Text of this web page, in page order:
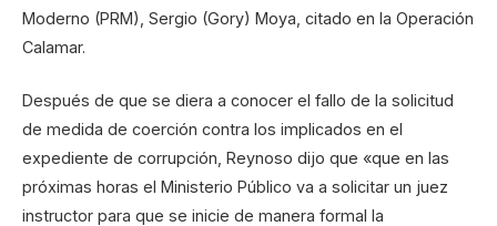
Moderno (PRM), Sergio (Gory) Moya, citado en la Operación
Calamar.
Después de que se diera a conocer el fallo de la solicitud
de medida de coerción contra los implicados en el
expediente de corrupción, Reynoso dijo que «que en las
próximas horas el Ministerio Público va a solicitar un juez
instructor para que se inicie de manera formal la